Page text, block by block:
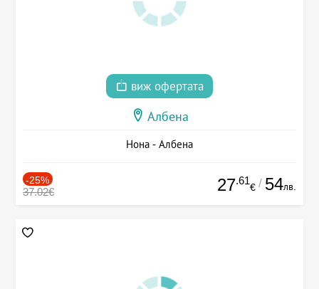
виж офертата
Албена
Нона - Албена
-25%
37.02€ 27.61
€ / 54лв.